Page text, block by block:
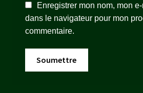
Enregistrer mon nom, mon
dans le navigateur pour mon
commentaire.